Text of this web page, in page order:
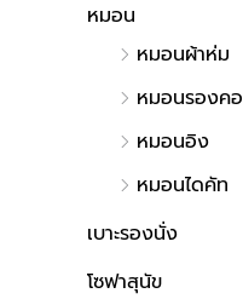
หมอน
หมอนผ้าห่ม
หมอนรองคอ
หมอนอิง
หมอนไดคัท
เบาะรองนั่ง
โซฟาสุนัข